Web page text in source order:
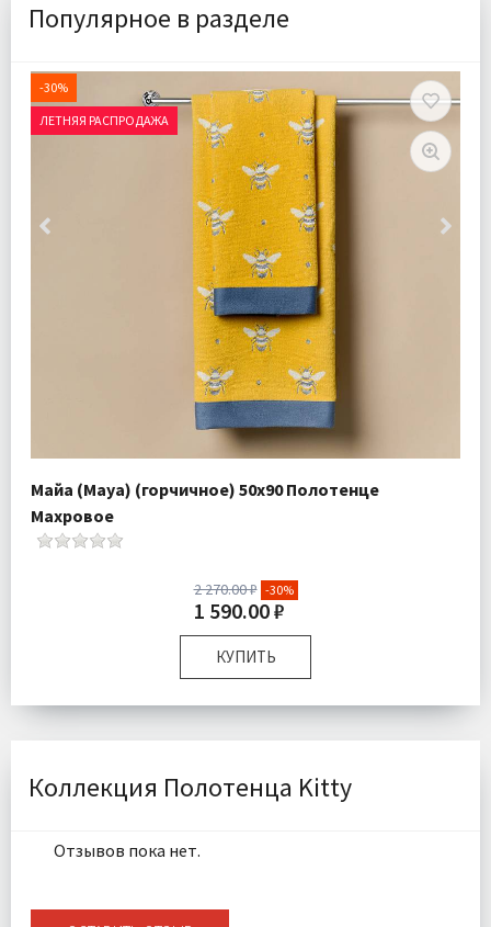
Популярное в разделе
-30%
ЛЕТНЯЯ РАСПРОДАЖА
Майа (Maya) (горчичное) 50х90 Полотенце
Махровое
2 270.00 ₽ -30%
1 590.00 ₽
КУПИТЬ
Размер:
50х90 см
Ткань:
Доставка:
Коллекция Полотенца Kitty
Отзывов пока нет.